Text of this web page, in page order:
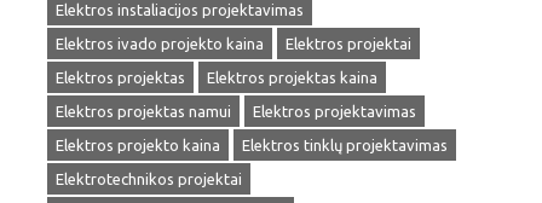
Elektros instaliacijos projektavimas
Elektros ivado projekto kaina
Elektros projektai
Elektros projektas
Elektros projektas kaina
Elektros projektas namui
Elektros projektavimas
Elektros projekto kaina
Elektros tinklų projektavimas
Elektrotechnikos projektai